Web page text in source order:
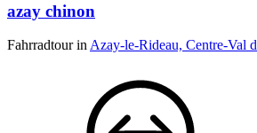
azay chinon
Fahrradtour in Azay-le-Rideau, Centre-Val